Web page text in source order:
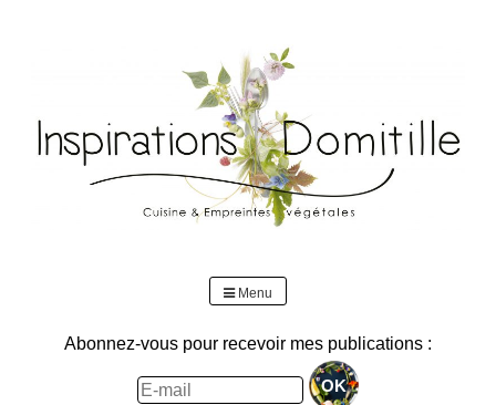
Skip
to
content
Menu
Abonnez-vous pour recevoir mes publications :